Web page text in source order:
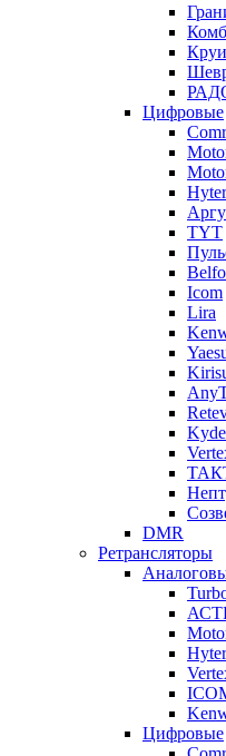
Цифровые
TYT
Icom
Lira
DMR
Ретрансляторы
Цифровые